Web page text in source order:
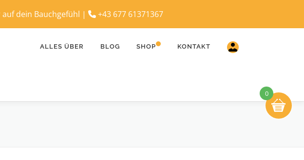
auf dein Bauchgefühl | +43 677 61371367
ALLES ÜBER BLOG SHOP KONTAKT
0